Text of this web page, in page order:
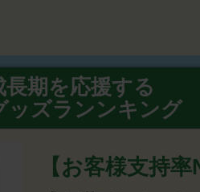
期を応援する
ッズランンキング
【お客様支持